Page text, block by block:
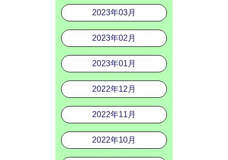
2023年03月
2023年02月
2023年01月
2022年12月
2022年11月
2022年10月